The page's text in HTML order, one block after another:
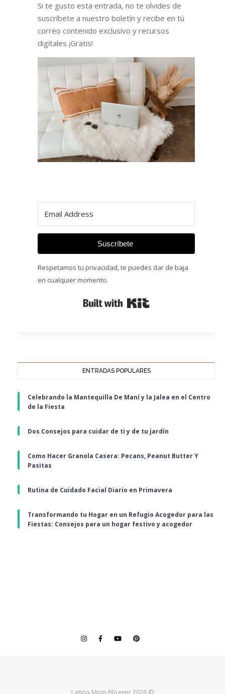
Si te gusto esta entrada, no te olvides de
suscríbete a nuestro boletín y recibe en tú
correo contenido exclusivo y recursos
digitales ¡Gratis!
Suscríbete
Respetamos tu privacidad, te puedes dar de baja
en cualquier momento.
ENTRADAS POPULARES
Celebrando la Mantequilla De Maní y la Jalea en el Centro
de la Fiesta
Dos Consejos para cuidar de ti y de tu jardín
Como Hacer Granola Casera: Pecans, Peanut Butter Y
Pasitas
Rutina de Cuidado Facial Diario en Primavera
Transformando tu Hogar en un Refugio Acogedor para las
Fiestas: Consejos para un hogar festivo y acogedor
Latina Mom Blogger 2026 ©